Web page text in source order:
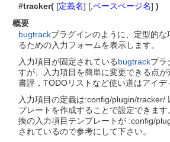
#tracker( [定義名] [, ベースページ名] )
概要
bugtrackプラグインのように、定型的
るための入力フォームを表示します。
入力項目が固定されているbugtrackプラ
すが、入力項目を簡単に変更できる点が
書評，TODOリストなど使い道はアイデ
入力項目の定義は:config/plugin/tracker/
プレートを作成することで設定できます
換の入力項目テンプレートが :config/
されているので参考にして下さい。